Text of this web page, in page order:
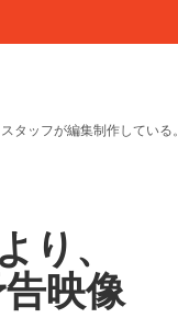
タッフが編集制作している。
、
映像